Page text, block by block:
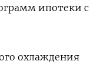
ипотеки с
охлаждения